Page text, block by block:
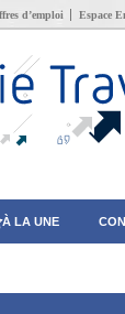
d’emploi Espace
À LA UNE